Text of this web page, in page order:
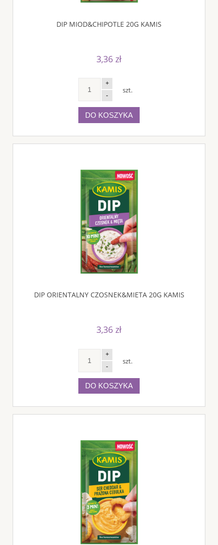
DIP MIOD&CHIPOTLE 20G KAMIS
3,36 zł
+
-
szt.
DO KOSZYKA
DIP ORIENTALNY CZOSNEK&MIETA 20G KAMIS
3,36 zł
+
-
szt.
DO KOSZYKA